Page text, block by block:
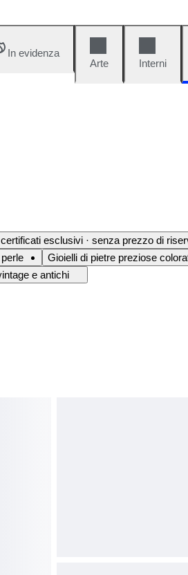
In evidenza
Arte
Interni
esclusivi · senza prezzo di
Gioielli di pietre preziose
e antichi